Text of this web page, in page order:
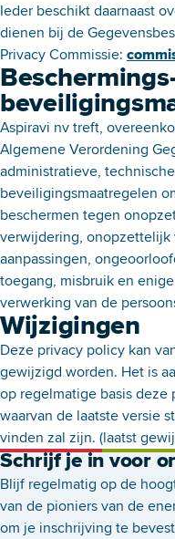
Ieder beschikt daarnaast
dienen bij de
Privacy Commissie:
Aspiravi nv treft,
Algemene Verordening
administratieve,
beveiligingsmaatregelen
beschermen tegen
verwijdering,
aanpassingen,
toegang, misbruik en
verwerking van de
Wijzigingen
Deze privacy policy kan
gewijzigd worden. Het is
op regelmatige basis
waarvan de laatste versie
vinden zal zijn. (laatst
Schrijf je in voor
Blijf regelmatig op de
van de pioniers van de
om je inschrijving te